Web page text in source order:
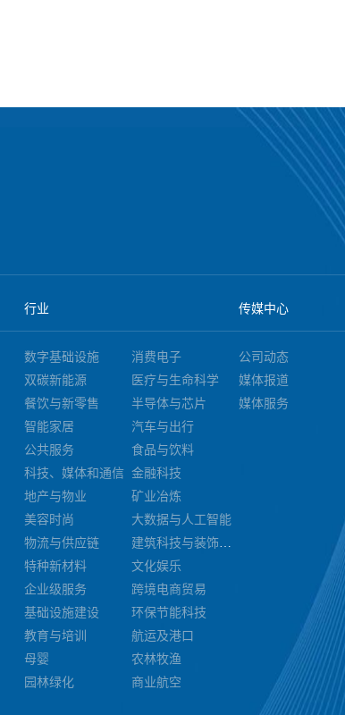
行业 传媒中心
数字基础设施
消费电子
双碳新能源
医疗与生命科学
餐饮与新零售
半导体与芯片
智能家居
汽车与出行
公共服务
食品与饮料
科技、媒体和通信 金融科技
地产与物业
矿业冶炼
美容时尚
大数据与人工智能
物流与供应链
特种新材料
文化娱乐
企业级服务
跨境电商贸易
基础设施建设
环保节能科技
教育与培训
航运及港口
母婴
农林牧渔
园林绿化
商业航空
公司动态
媒体报道
媒体服务